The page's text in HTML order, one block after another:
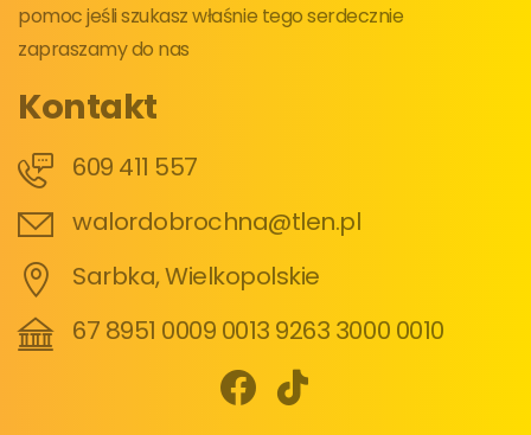
pomoc jeśli szukasz właśnie tego serdecznie
zapraszamy do nas
Kontakt
609 411 557
walordobrochna@tlen.pl
Sarbka, Wielkopolskie
67 8951 0009 0013 9263 3000 0010